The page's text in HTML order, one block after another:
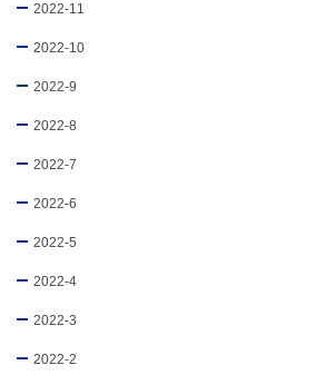
2022-11
2022-10
2022-9
2022-8
2022-7
2022-6
2022-5
2022-4
2022-3
2022-2